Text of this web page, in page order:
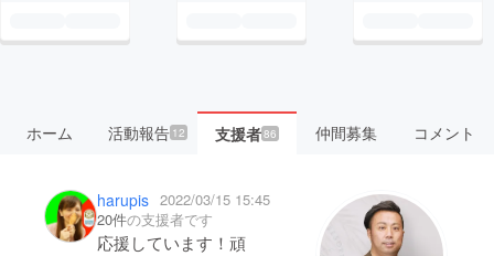
ホーム 活動報告12 支援者86 仲間募集 コメント
harupis 2022/03/15 15:45
20件の支援者です
応援しています！頑